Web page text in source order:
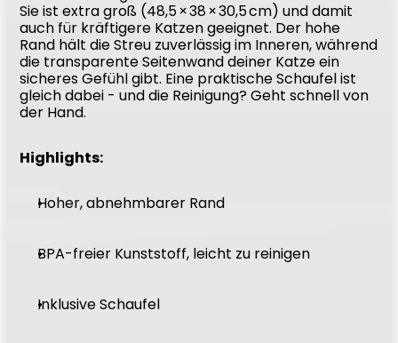
Sie ist extra groß (48,5 × 38 × 30,5 cm) und damit
auch für kräftigere Katzen geeignet. Der hohe
Rand hält die Streu zuverlässig im Inneren, während
die transparente Seitenwand deiner Katze ein
sicheres Gefühl gibt. Eine praktische Schaufel ist
gleich dabei - und die Reinigung? Geht schnell von
der Hand.
Highlights:
Hoher, abnehmbarer Rand
BPA-freier Kunststoff, leicht zu reinigen
Inklusive Schaufel